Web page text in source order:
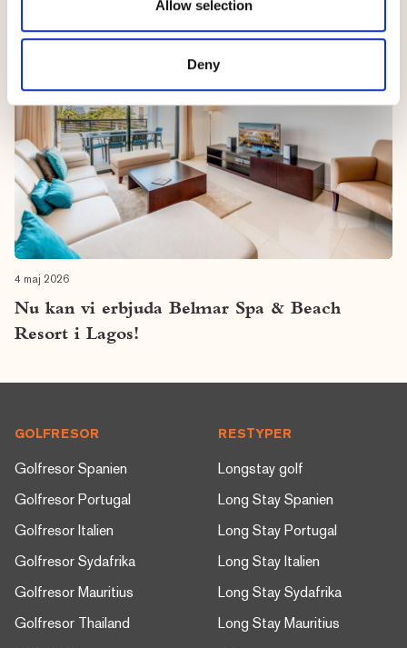
Allow selection
Deny
4 maj 2026
Nu kan vi erbjuda Belmar Spa & Beach
Resort i Lagos!
GOLFRESOR
Golfresor Spanien
Golfresor Portugal
Golfresor Italien
Golfresor Sydafrika
Golfresor Mauritius
Golfresor Thailand
RESTYPER
Longstay golf
Long Stay Spanien
Long Stay Portugal
Long Stay Italien
Long Stay Sydafrika
Long Stay Mauritius